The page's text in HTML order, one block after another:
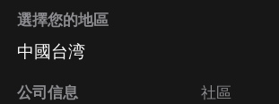
選擇您的地區
中國台湾
公司信息 社區